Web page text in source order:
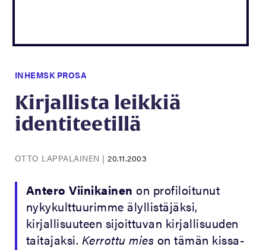
INHEMSK PROSA
Kirjallista leikkiä
identiteetillä
OTTO LAPPALAINEN |20.11.2003
Antero Viinikainen on profiloitunut
nykykulttuurimme älyllistäjäksi,
kirjallisuuteen sijoittuvan kirjallisuuden
taitajaksi. Kerrottu mies on tämän kissa-